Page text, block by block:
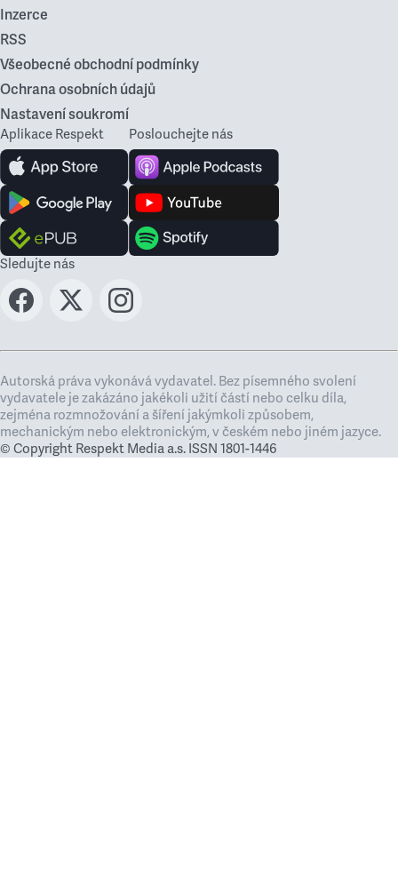
Inzerce
RSS
Všeobecné obchodní podmínky
Ochrana osobních údajů
Nastavení soukromí
Aplikace Respekt Poslouchejte nás
Sledujte nás
Autorská práva vykonává vydavatel. Bez písemného svolení
vydavatele je zakázáno jakékoli užití částí nebo celku díla,
zejména rozmnožování a šíření jakýmkoli způsobem,
mechanickým nebo elektronickým, v českém nebo jiném jazyce.
© Copyright Respekt Media a.s. ISSN 1801-1446